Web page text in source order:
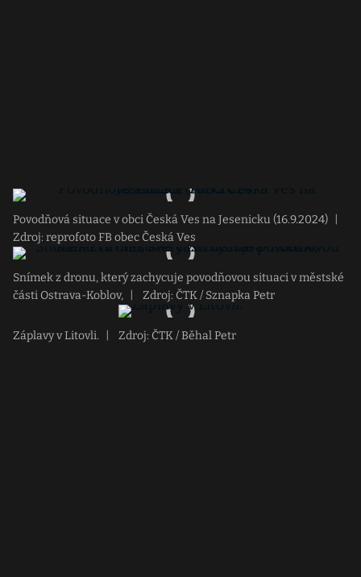
Povodňová situace v obci Česká Ves na Jesenicku (16.9.2024)
Zdroj: reprofoto FB obec Česká Ves
Snímek z dronu, který zachycuje povodňovou situaci v městské
části Ostrava-Koblov,
Zdroj: ČTK / Sznapka Petr
Záplavy v Litovli. Zdroj: ČTK / Běhal Petr